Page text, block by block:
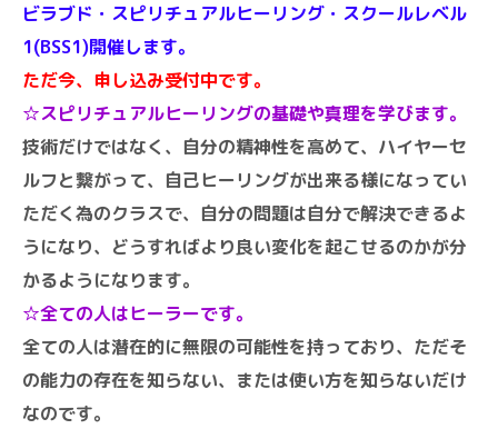
ビラブド・スピリチュアルヒーリング・スクールレベル
1(BSS1)開催します。
ただ今、申し込み受付中です｡
☆スピリチュアルヒーリングの基礎や真理を学びます。
技術だけではなく、自分の精神性を高めて、ハイヤーセ
ルフと繋がって、 自己ヒーリングが出来る様になってい
ただく為のクラスで、自分の問題は自分で解決できるよ
うになり、どうすればより良い変化を起こせるのかが分
かるようになります。
☆全ての人はヒーラーです。
全ての人は潜在的に無限の可能性を持っており、ただそ
の能力の存在を知らない、または使い方を知らないだけ
なのです。